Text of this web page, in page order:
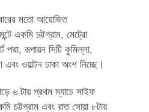
মতো আয়োজিত
একমি চট্টগ্রাম, মেট্রো
পদ্মা, রূপায়ন সিটি কুমিল্লা,
ওয়াল্টন ঢাকা অংশ নিচ্ছে।
৬ টায় প্রথম ম্যাচে সাইফ
চট্টগ্রাম এবং রাত সোয়া ৮টায়